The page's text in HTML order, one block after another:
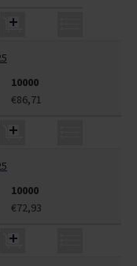
10000
€86,71
10000
€72,93